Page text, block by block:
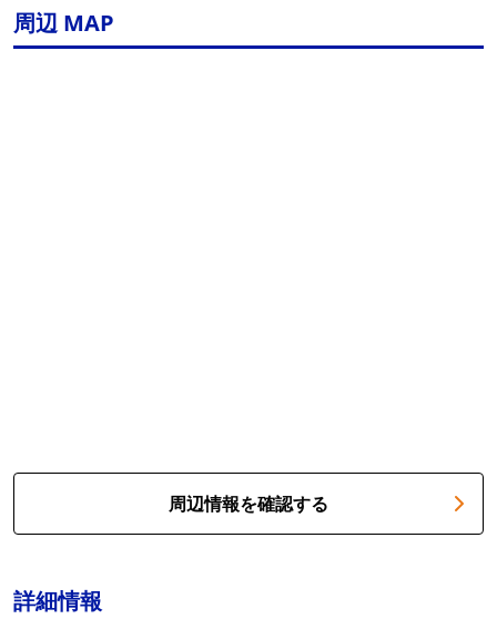
周辺 MAP
周辺情報を確認する
詳細情報